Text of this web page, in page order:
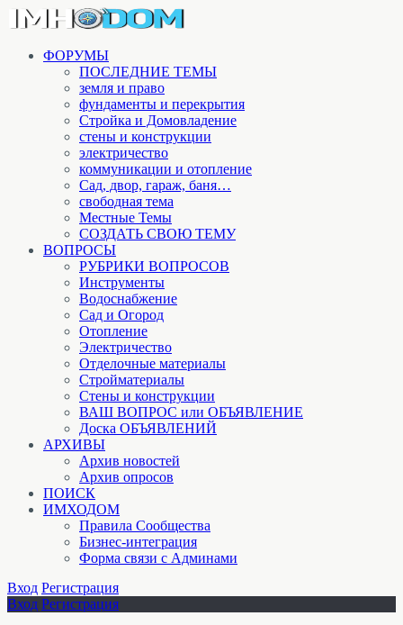
ФОРУМЫ
ПОСЛЕДНИЕ ТЕМЫ
земля и право
фундаменты и перекрытия
Стройка и Домовладение
стены и конструкции
электричество
коммуникации и отопление
Cад, двор, гараж, баня…
свободная тема
Местные Темы
СОЗДАТЬ СВОЮ ТЕМУ
ВОПРОСЫ
РУБРИКИ ВОПРОСОВ
Инструменты
Водоснабжение
Сад и Огород
Отопление
Электричество
Отделочные материалы
Стройматериалы
Стены и конструкции
ВАШ ВОПРОС или ОБЪЯВЛЕНИЕ
Доска ОБЪЯВЛЕНИЙ
АРХИВЫ
Архив новостей
Архив опросов
ПОИСК
ИМХОДОМ
Правила Сообщества
Бизнес-интеграция
Форма связи с Админами
Вход Регистрация
Вход Регистрация